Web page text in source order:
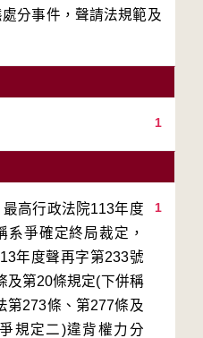
分事件，聲請法規範及
1
1
高行政法院113年度
系爭確定終局裁定，
年度聲再字第233號
及第20條規定(下併稱
第273條、第277條及
規定二)違背權力分